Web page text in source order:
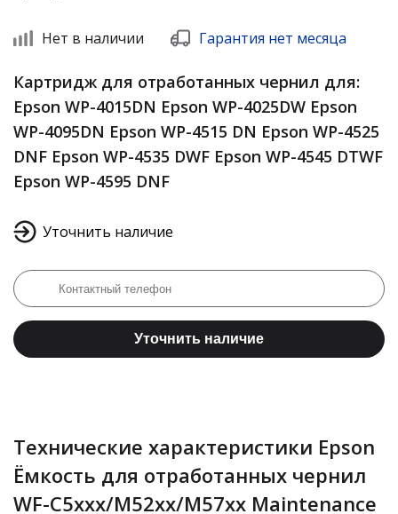
Нет в наличии Гарантия нет месяца
Картридж для отработанных чернил для:
Epson WP-4015DN Epson WP-4025DW Epson
WP-4095DN Epson WP-4515 DN Epson WP-4525
DNF Epson WP-4535 DWF Epson WP-4545 DTWF
Epson WP-4595 DNF
Уточнить наличие
Уточнить наличие
Технические характеристики Epson
Ёмкость для отработанных чернил
WF-C5xxx/M52xx/M57xx Maintenance